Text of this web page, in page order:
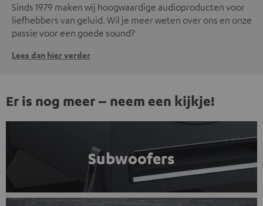
Sinds 1979 maken wij hoogwaardige audioproducten voor
liefhebbers van geluid. Wil je meer weten over ons en onze
passie voor een goede sound?
Lees dan hier verder
Er is nog meer – neem een kijkje!
Subwoofers